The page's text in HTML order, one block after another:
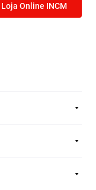
Loja Online INCM